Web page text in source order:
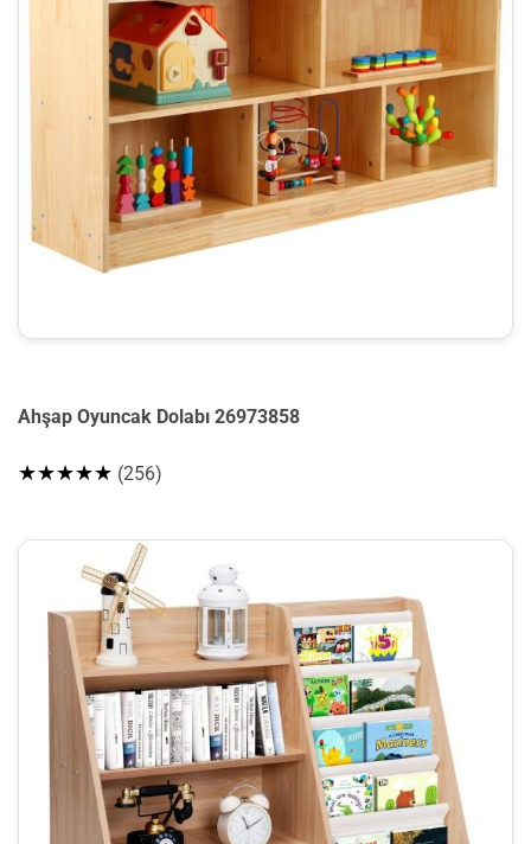
Ahşap Oyuncak Dolabı 26973858
★★★★★ (256)